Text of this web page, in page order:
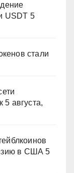
USDT 5
стали
5 августа,
в США 5